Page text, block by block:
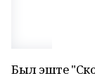
Был эште